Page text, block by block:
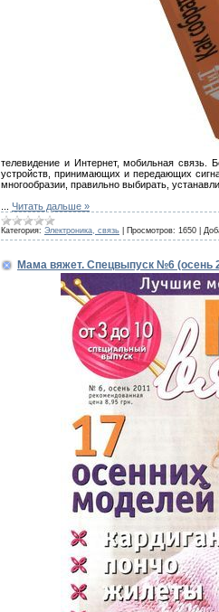
телевидение и Интернет, мобильная связь.
устройств, принимающих и передающих
многообразии, правильно выбирать,
Читать дальше »
Категория: Электроника, связь Просмотров: 1650
Мама вяжет. Спецвыпуск №6 (осень